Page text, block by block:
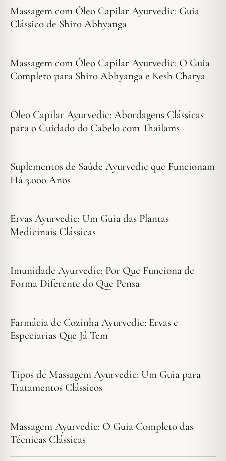
Massagem com Óleo Capilar Ayurvedic: Guia
Clássico de Shiro Abhyanga
Massagem com Óleo Capilar Ayurvedic: O Guia
Completo para Shiro Abhyanga e Kesh Charya
Óleo Capilar Ayurvedic: Abordagens Clássicas
para o Cuidado do Cabelo com Thailams
Suplementos de Saúde Ayurvedic que Funcionam
Há 3.000 Anos
Ervas Ayurvedic: Um Guia das Plantas
Medicinais Clássicas
Imunidade Ayurvedic: Por Que Funciona de
Forma Diferente do Que Pensa
Farmácia de Cozinha Ayurvedic: Ervas e
Especiarias Que Já Tem
Tipos de Massagem Ayurvedic: Um Guia para
Tratamentos Clássicos
Massagem Ayurvedic: O Guia Completo das
Técnicas Clássicas